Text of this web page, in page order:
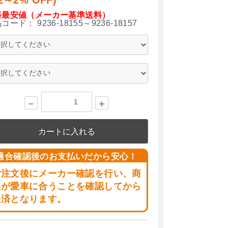
安値（メーカー基準送料）
コード：9236-18155～9236-18157
－ ＋
カートに入れる
合確認後のお支払いだから安心！
文後にメーカー確認を行い、商
愛車に合うことを確認してから
となります。